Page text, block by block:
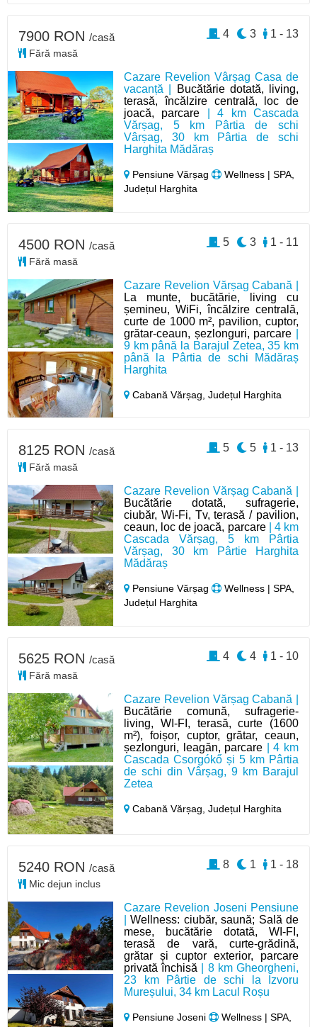
Cazare Revelion Vârșag Casa de
vacanță |
Bucătărie dotată, living,
terasă, încălzire centrală, loc de
joacă, parcare | 4 km Cascada
Vărșag, 5 km Pârtia de schi
Vârșag, 30 km Pârtia de schi
Harghita Mădăraș
Pensiune Vărșag
Wellness | SPA,
Județul Harghita
7900 RON /casă
Fără masă
1 - 13
3
4
Cazare Revelion Vărșag Cabană |
La munte, bucătărie, living cu
șemineu, WiFi, încălzire centrală,
curte de 1000 m², pavilion, cuptor,
grătar-ceaun, șezlonguri, parcare
9 km până la Barajul Zetea, 35 km
până la Pârtia de schi Mădăraș
Harghita
Cabană Vărșag,Județul Harghita
4500 RON /casă
Fără masă
1 - 11
3
5
Cazare Revelion Vărșag Cabană |
Bucătărie dotată, sufragerie,
ciubăr, Wi-Fi, Tv, terasă / pavilion,
ceaun, loc de joacă, parcare| 4 km
Cascada Vărșag, 5 km Pârtia
Vărșag, 30 km Pârtie Harghita
Mădăraș
Pensiune Vărșag
Wellness | SPA,
Județul Harghita
8125 RON /casă
Fără masă
1 - 13
5
5
Cazare Revelion Vărșag Cabană |
Bucătărie comună, sufragerie-
living, WI-FI, terasă, curte (1600
m²), foișor, cuptor, grătar, ceaun,
șezlonguri, leagăn, parcare | 4 km
Cascada Csorgókő și 5 km Pârtia
de schi din Vârșag, 9 km Barajul
Zetea
Cabană Vărșag,Județul Harghita
5625 RON /casă
Fără masă
1 - 10
4
4
Cazare Revelion Joseni Pensiune
|Wellness: ciubăr, saună; Sală de
mese, bucătărie dotată, WI-FI,
terasă de vară, curte-grădină,
grătar și cuptor exterior, parcare
privată închisă | 8 km Gheorgheni,
23 km Pârtie de schi la Izvoru
Mureșului, 34 km Lacul Roșu
Pensiune Joseni
Wellness | SPA,
5240 RON /casă
Mic dejun inclus
1 - 18
1
8